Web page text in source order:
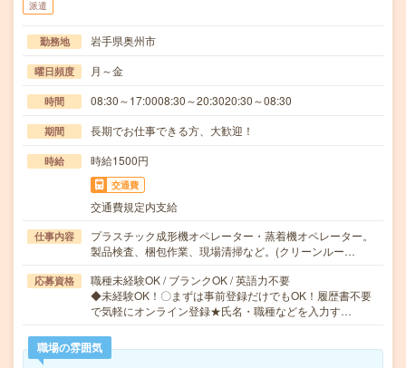
派遣
勤務地 岩手県奥州市
曜日頻度 月～金
時間 08:30～17:0008:30～20:3020:30～08:30
期間 長期でお仕事できる方、大歓迎！
時給 時給1500円
交通費
交通費規定内支給
仕事内容
プラスチック成形機オペレーター・蒸着機オペレーター。
製品検査、梱包作業、現場清掃など。(クリーンルー…
応募資格
職種未経験OK / ブランクOK / 英語力不要
◆未経験OK！〇まずは事前登録だけでもOK！履歴書不要
で気軽にオンライン登録★氏名・職種などを入力す…
職場の雰囲気